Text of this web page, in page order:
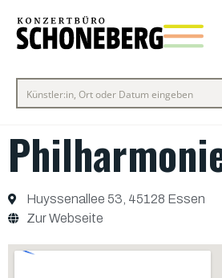
Huyssenallee 53, 45128 Essen
Zur Webseite